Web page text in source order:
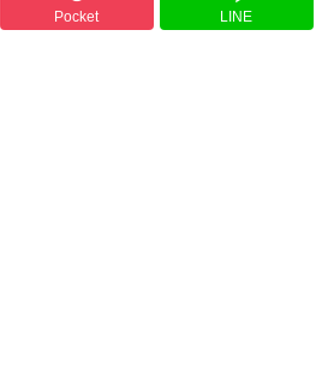
Pocket LINE